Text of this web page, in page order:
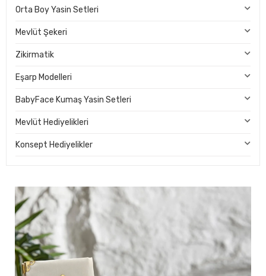
Orta Boy Yasin Setleri
Mevlüt Şekeri
Zikirmatik
Eşarp Modelleri
BabyFace Kumaş Yasin Setleri
Mevlüt Hediyelikleri
Konsept Hediyelikler